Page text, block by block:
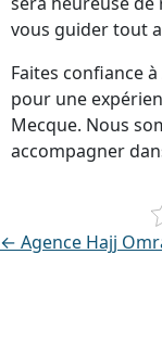
vous guider tout
Faites confiance
pour une
Mecque. Nous
accompagner
← Agence Hajj